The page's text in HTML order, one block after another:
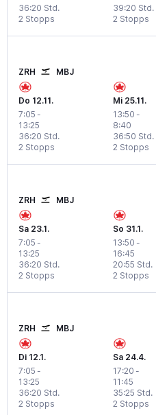
2 Stopps
36:20 Std.
2 Stopps
39:20 Std.
ZRH MBJ
Do 12.11.
7:05 -
13:25
2 Stopps
36:20 Std.
Mi 25.11.
13:50 -
8:40
2 Stopps
36:50 Std.
ZRH MBJ
Sa 23.1.
7:05 -
13:25
2 Stopps
36:20 Std.
So 31.1.
13:50 -
16:45
2 Stopps
20:55 Std.
ZRH MBJ
Di 12.1.
7:05 -
13:25
2 Stopps
36:20 Std.
Sa 24.4.
17:20 -
11:45
2 Stopps
35:25 Std.